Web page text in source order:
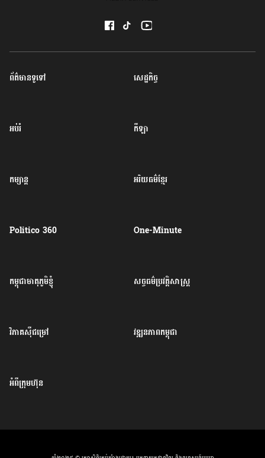
ព័ត៌មានទូទៅ សេដ្ឋកិច្ច
អប់រំ កីឡា
កម្សាន្ត អរិយធម៌ខ្មែរ
Politico 360 One-Minute
កម្ពុជាមាតុភូមិខ្ញុំ សច្ចធម៌ប្រវត្តិសាស្ត្រ
វិភាគសុីជម្រៅ វឌ្ឍនភាពកម្ពុជា
អំពីក្រុមហ៊ុន